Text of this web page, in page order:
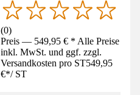
(0)
Preis — 549,95 € * Alle Preise
inkl. MwSt. und ggf. zzgl.
Versandkosten pro ST549,95
€*/ ST